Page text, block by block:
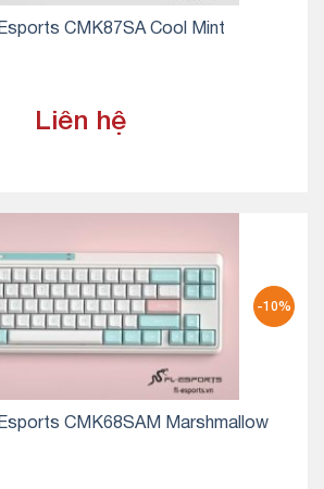
CMK87SA Cool Mint
Liên hệ
-10%
CMK68SAM Marshmallow